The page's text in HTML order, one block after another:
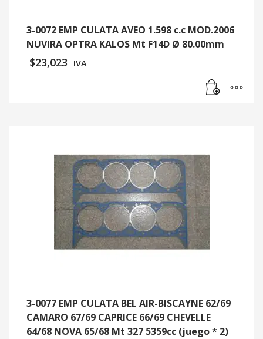
3-0072 EMP CULATA AVEO 1.598 c.c MOD.2006
NUVIRA OPTRA KALOS Mt F14D Ø 80.00mm
$23,023 IVA
3-0077 EMP CULATA BEL AIR-BISCAYNE 62/69
CAMARO 67/69 CAPRICE 66/69 CHEVELLE
64/68 NOVA 65/68 Mt 327 5359cc (juego * 2)